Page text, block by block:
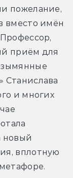
пожелание,
вместо имён
приём для
Станислава
и многих
новый
вплотную